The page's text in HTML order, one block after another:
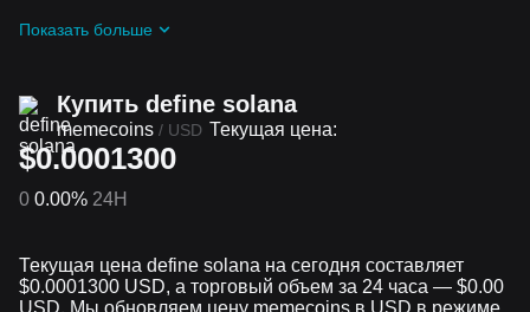
Показать больше
Купить define solana
memecoins / USD Текущая цена:
$0.0001300
0 0.00% 24H
Текущая цена define solana на сегодня составляет
$0.0001300 USD, а торговый объем за 24 часа — $0.00